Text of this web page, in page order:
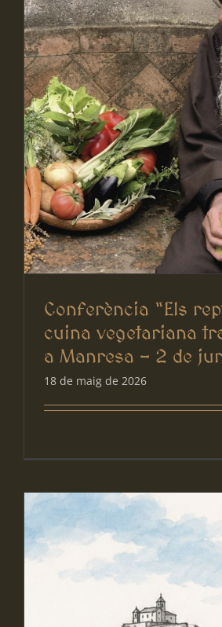
Conferència “Els
cuina vegetariana
a Manresa – 2 de
18 de maig de 2026